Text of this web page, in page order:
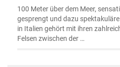
100 Meter über dem Meer,
gesprengt und dazu
in Italien gehört mit ihren
Felsen zwischen der …